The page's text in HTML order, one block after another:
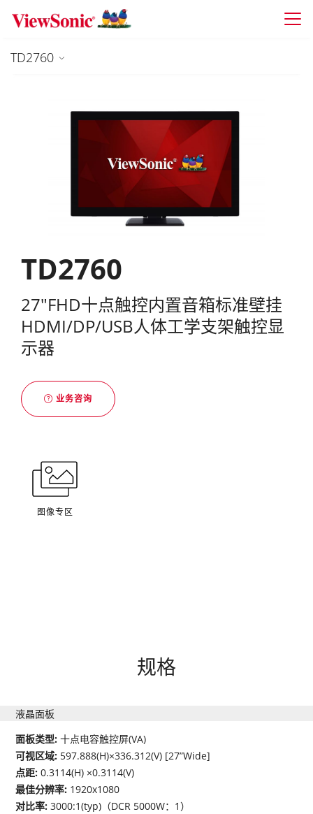
Skip to main content
TD2760
TD2760
27"FHD十点触控内置音箱标准壁挂
HDMI/DP/USB人体工学支架触控显
示器
业务咨询
图像专区
规格
液晶面板
面板类型:十点电容触控屏(VA)
可视区域: 597.888(H)×336.312(V) [27”Wide]
点距:0.3114(H) ×0.3114(V)
最佳分辨率: 1920x1080
对比率:3000:1(typ)（DCR 5000W：1）